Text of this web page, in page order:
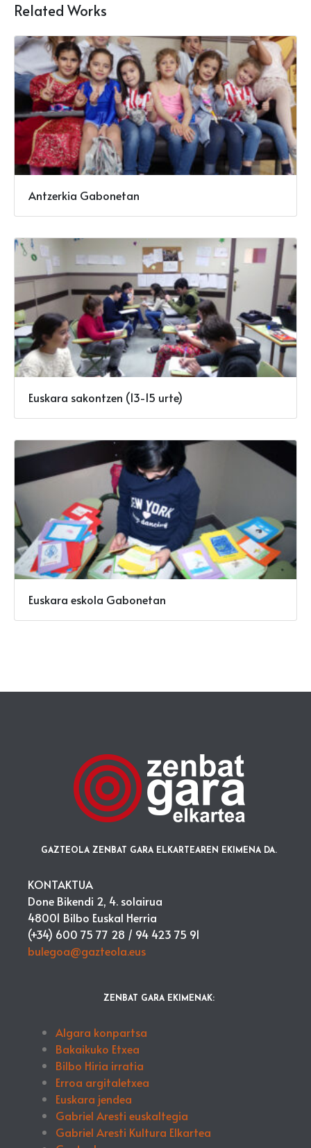
Related Works
Antzerkia Gabonetan
Euskara sakontzen (13-15 urte)
Euskara eskola Gabonetan
GAZTEOLA ZENBAT GARA ELKARTEAREN EKIMENA DA.
KONTAKTUA
Done Bikendi 2, 4. solairua
48001 Bilbo Euskal Herria
(+34) 600 75 77 28 / 94 423 75 91
bulegoa@gazteola.eus
ZENBAT GARA EKIMENAK:
Algara konpartsa
Bakaikuko Etxea
Bilbo Hiria irratia
Erroa argitaletxea
Euskara jendea
Gabriel Aresti euskaltegia
Gabriel Aresti Kultura Elkartea